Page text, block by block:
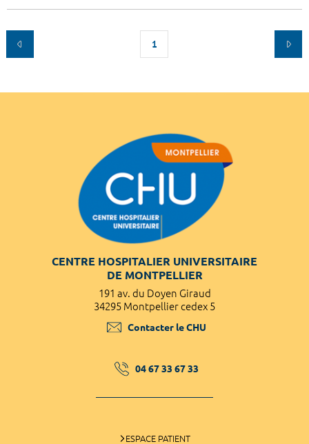
1
CENTRE HOSPITALIER UNIVERSITAIRE
DE MONTPELLIER
191 av. du Doyen Giraud
34295 Montpellier cedex 5
Contacter le CHU
04 67 33 67 33
ESPACE PATIENT